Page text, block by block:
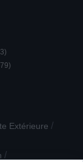
Extérieure /
/